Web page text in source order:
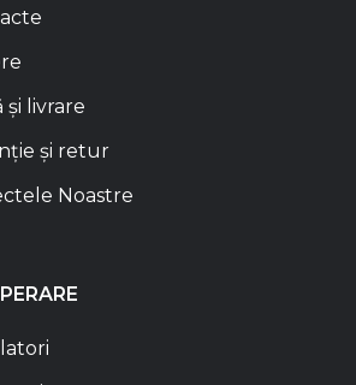
și livrare
și retur
Noastre